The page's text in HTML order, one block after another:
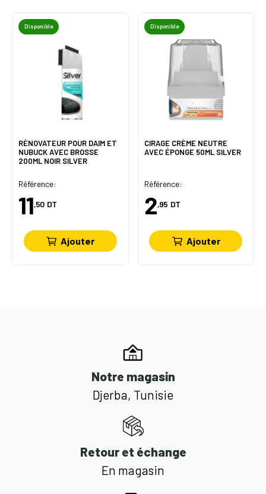
Disponible
RÉNOVATEUR POUR DAIM ET
NUBUCK AVEC BROSSE
200ML NOIR SILVER
Référence:
11,50 DT
Ajouter
Disponible
CIRAGE CRÈME NEUTRE
AVEC ÉPONGE 50ML SILVER
Référence:
2,95 DT
Ajouter
Notre magasin
Djerba, Tunisie
Retour et échange
En magasin